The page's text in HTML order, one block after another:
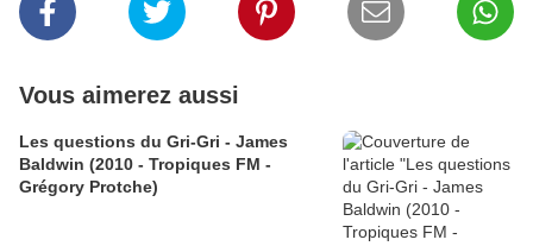
Vous aimerez aussi
Les questions du Gri-Gri - James
Baldwin (2010 - Tropiques FM -
Grégory Protche)